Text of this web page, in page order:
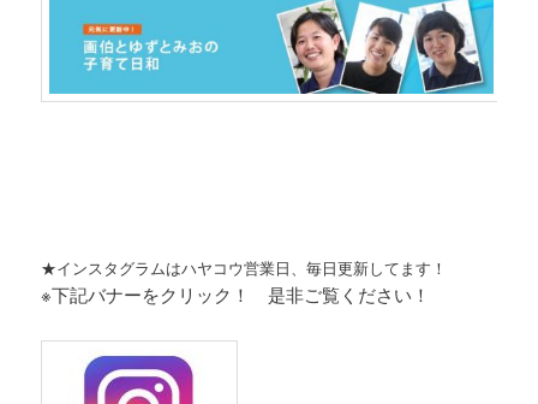
★インスタグラムはハヤコウ営業日、毎日更新してます！
※下記バナーをクリック！ 是非ご覧ください！